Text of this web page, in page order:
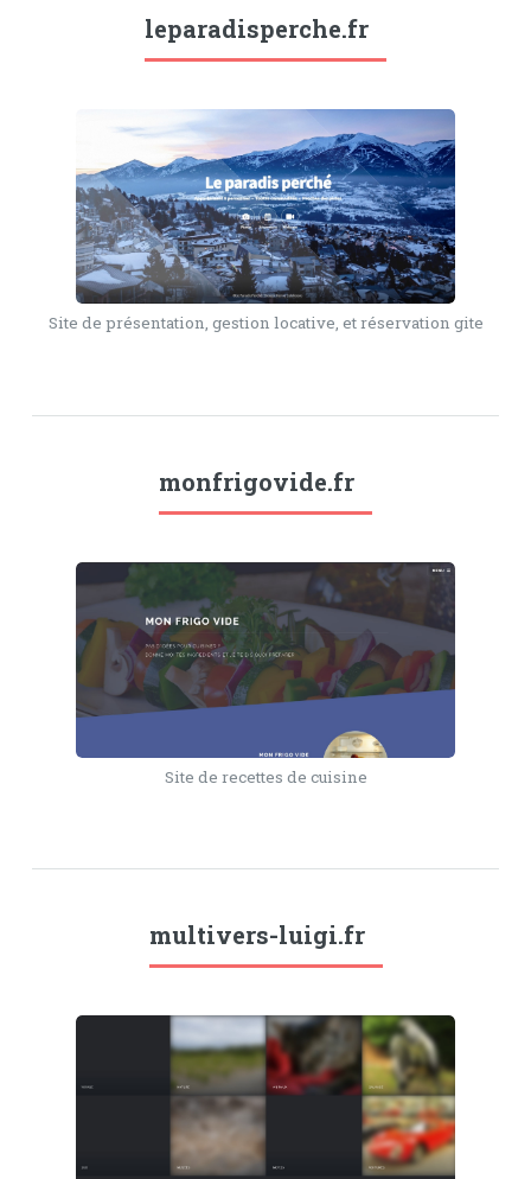
leparadisperche.fr
Site de présentation, gestion locative, et réservation gite
monfrigovide.fr
Site de recettes de cuisine
multivers-luigi.fr